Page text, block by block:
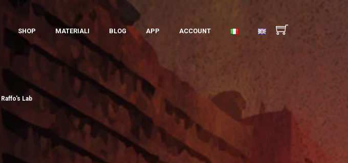
SHOP MATERIALI BLOG APP ACCOUNT
Raffo's Lab